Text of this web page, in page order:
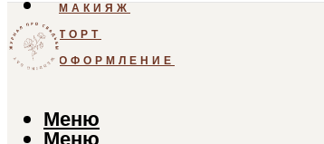
МАКИЯЖ
ТОРТ
ОФОРМЛЕНИЕ
Меню
Меню